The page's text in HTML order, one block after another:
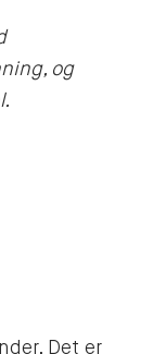
og
Det er